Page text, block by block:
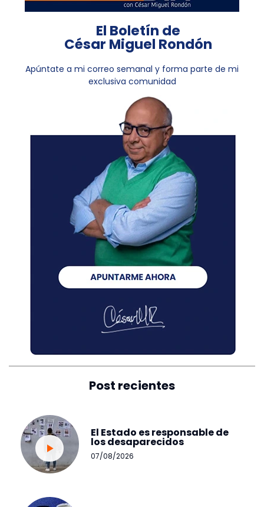
El Boletín de
César Miguel Rondón
Apúntate a mi correo semanal y forma parte de mi
exclusiva comunidad
Post recientes
El Estado es responsable de
los desaparecidos
07/08/2026